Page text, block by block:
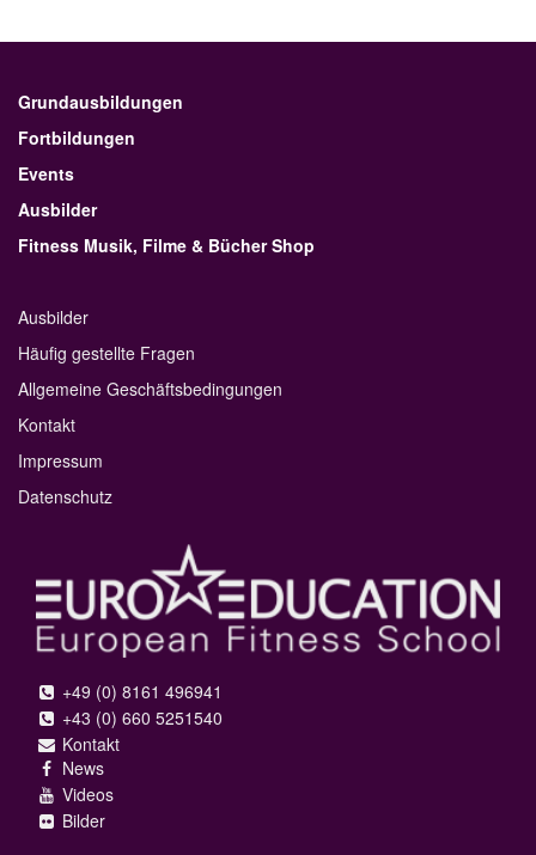
Grundausbildungen
Fortbildungen
Events
Ausbilder
Fitness Musik, Filme & Bücher Shop
Ausbilder
Häufig gestellte Fragen
Allgemeine Geschäftsbedingungen
Kontakt
Impressum
Datenschutz
+49 (0) 8161 496941
+43 (0) 660 5251540
Kontakt
News
Videos
Bilder